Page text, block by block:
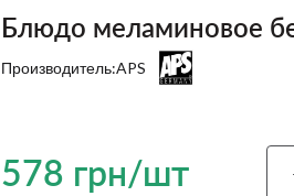
Блюдо меламиновое
Производитель:APS
578 грн/шт